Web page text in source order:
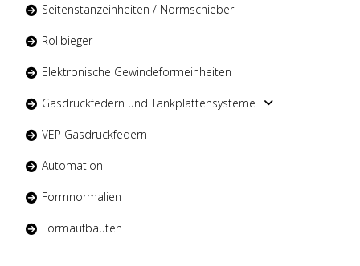
Seitenstanzeinheiten / Normschieber
Rollbieger
Elektronische Gewindeformeinheiten
Gasdruckfedern und Tankplattensysteme
VEP Gasdruckfedern
Automation
Formnormalien
Formaufbauten